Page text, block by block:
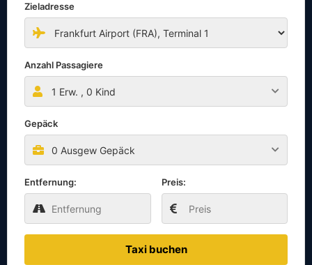
Zieladresse
Anzahl Passagiere
1 Erw. , 0 Kind
Gepäck
0 Ausgew Gepäck
Entfernung: Preis:
Taxi buchen